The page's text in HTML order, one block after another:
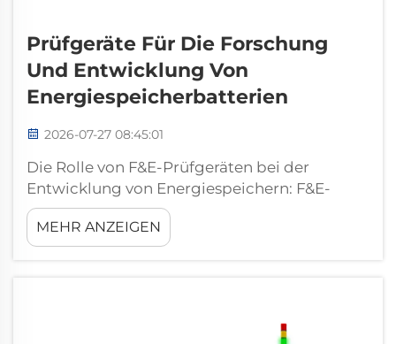
Prüfgeräte Für Die Forschung
Und Entwicklung Von
Energiespeicherbatterien
2026-07-27 08:45:01
Die Rolle von F&E-Prüfgeräten bei der
Entwicklung von Energiespeichern: F&E-
Prüfgeräte für Energiespeicherbatterien sind
eine spezialisierte Plattform zur
Leistungsvalidierung, die Ingenieuren dabei
MEHR ANZEIGEN